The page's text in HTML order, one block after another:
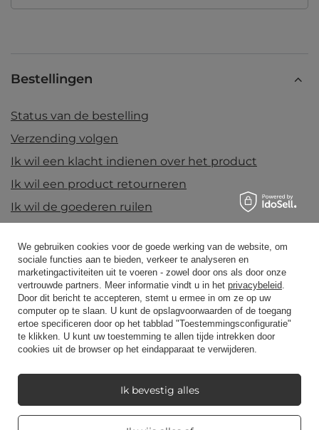
Bestellingen
Status van de bestelling
Verzending volgen
Ik wil een klacht indienen over het product
Ik wil een product retourneren
Ik wil de goederen ruilen
Rekening
Regelgeving
Mijn Candle World
We gebruiken cookies voor de goede werking van de website, om
sociale functies aan te bieden, verkeer te analyseren en
marketingactiviteiten uit te voeren - zowel door ons als door onze
vertrouwde partners. Meer informatie vindt u in het privacybeleid.
Door dit bericht te accepteren, stemt u ermee in om ze op uw
computer op te slaan. U kunt de opslagvoorwaarden of de toegang
ertoe specificeren door op het tabblad "Toestemmingsconfiguratie"
te klikken. U kunt uw toestemming te allen tijde intrekken door
cookies uit de browser op het eindapparaat te verwijderen.
Ik bevestig alles